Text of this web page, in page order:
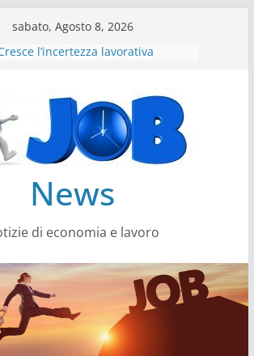
sabato, Agosto 8, 2026
l’incertezza lavorativa
settore energy cambia veste
più sustainability data
News
di economia e lavoro